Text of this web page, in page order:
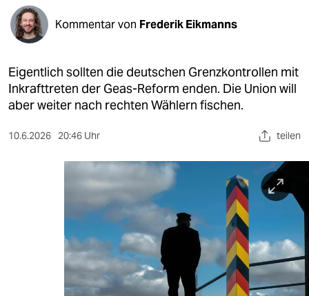
öko
gesellschaft
kultur
sport
berlin
Kommentar von Frederik Eikmanns
Eigentlich sollten die deutschen Grenzkontrollen mit
Inkrafttreten der Geas-Reform enden. Die Union will
aber weiter nach rechten Wählern fischen.
10.6.2026 20:46 Uhr teilen